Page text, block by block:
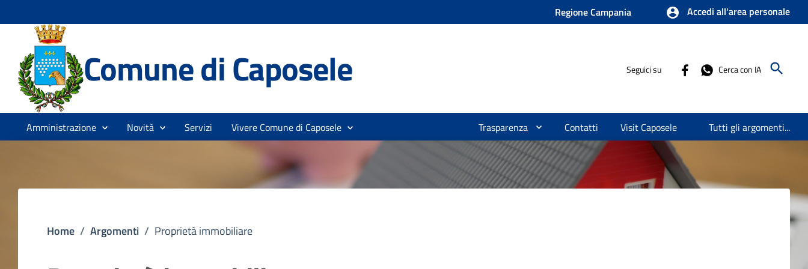
Regione Campania Accedi all'area personale
Comune di Caposele Seguici su Cerca con IA
Amministrazione Novità Servizi Vivere Comune di Caposele Trasparenza Contatti Visit Caposele Tutti gli argomenti...
Home / Argomenti / Proprietà immobiliare